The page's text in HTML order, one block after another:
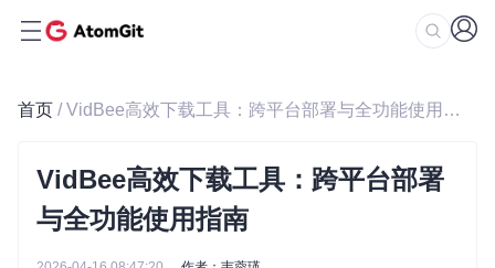
首页 / VidBee高效下载工具：跨平台部署与全功能使用指南
VidBee高效下载工具：跨平台部署
与全功能使用指南